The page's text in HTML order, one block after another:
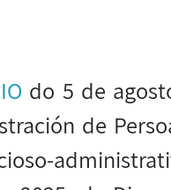
do 5 de
de